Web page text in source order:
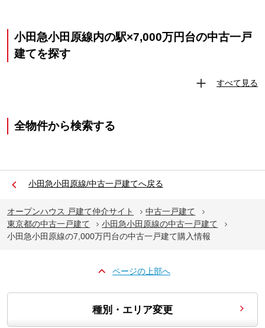
小田急小田原線内の駅×7,000万円台の中古一戸
建てを探す
すべて見る
全物件から検索する
小田急小田原線/中古一戸建てへ戻る
オープンハウス 戸建て仲介サイト
中古一戸建て
東京都の中古一戸建て
小田急小田原線の中古一戸建て
小田急小田原線の7,000万円台の中古一戸建て購入情報
ページの上部へ
種別・エリア変更